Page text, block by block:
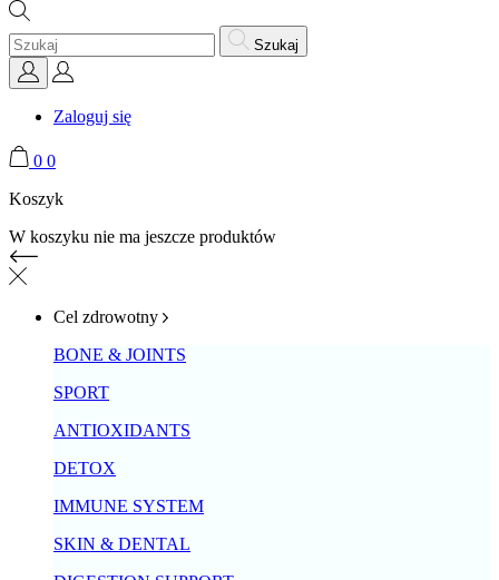
Szukaj
Zaloguj się
0 0
Koszyk
W koszyku nie ma jeszcze produktów
Cel zdrowotny
BONE & JOINTS
SPORT
ANTIOXIDANTS
DETOX
IMMUNE SYSTEM
SKIN & DENTAL